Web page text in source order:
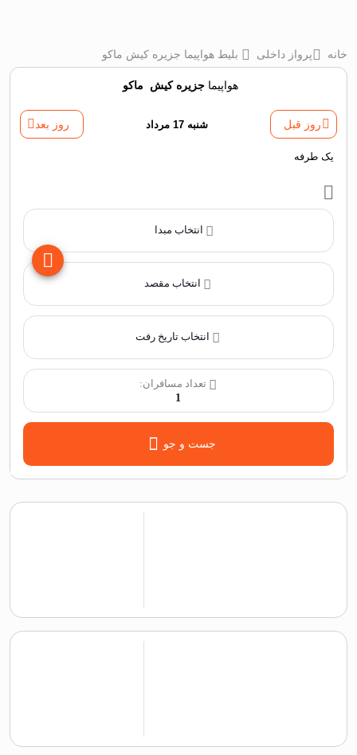
خانه پرواز داخلی بلیط هواپیما جزیره کیش ماکو
هواپیماجزیره کیش ماکو
روز قبل شنبه 17 مرداد روز بعد
یک طرفه
انتخاب مبدا
انتخاب مقصد
تعداد مسافران:
1
جست و جو